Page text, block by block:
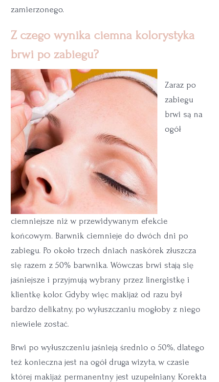
zamierzonego.
Z czego wynika ciemna kolorystyka
brwi po zabiegu?
Zaraz po
zabiegu
brwi są na
ogół
ciemniejsze niż w przewidywanym efekcie
końcowym. Barwnik ciemnieje do dwóch dni po
zabiegu. Po około trzech dniach naskórek złuszcza
się razem z 50% barwnika. Wówczas brwi stają się
jaśniejsze i przyjmują wybrany przez linergistkę i
klientkę kolor. Gdyby więc makijaż od razu był
bardzo delikatny, po wyłuszczaniu mogłoby z niego
niewiele zostać.
Brwi po wyłuszczeniu jaśnieją średnio o 50%, dlatego
też konieczna jest na ogół druga wizyta, w czasie
której makijaż permanentny jest uzupełniany. Korekta